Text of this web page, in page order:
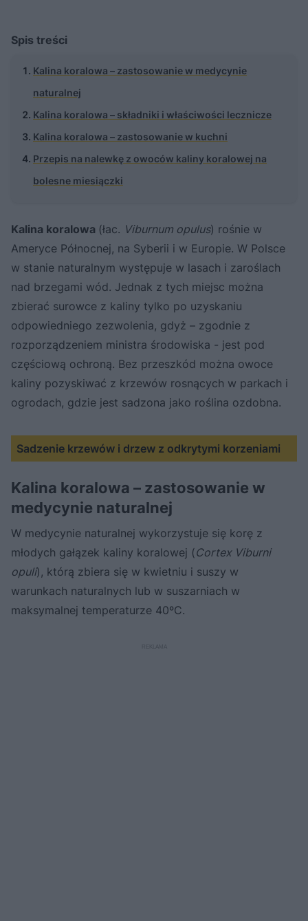
Spis treści
Kalina koralowa – zastosowanie w medycynie
naturalnej
Kalina koralowa – składniki i właściwości lecznicze
Kalina koralowa – zastosowanie w kuchni
Przepis na nalewkę z owoców kaliny koralowej na
bolesne miesiączki
Kalina koralowa (łac. Viburnum opulus) rośnie w
Ameryce Północnej, na Syberii i w Europie. W Polsce
w stanie naturalnym występuje w lasach i zaroślach
nad brzegami wód. Jednak z tych miejsc można
zbierać surowce z kaliny tylko po uzyskaniu
odpowiedniego zezwolenia, gdyż – zgodnie z
rozporządzeniem ministra środowiska - jest pod
częściową ochroną. Bez przeszkód można owoce
kaliny pozyskiwać z krzewów rosnących w parkach i
ogrodach, gdzie jest sadzona jako roślina ozdobna.
Sadzenie krzewów i drzew z odkrytymi korzeniami
Kalina koralowa – zastosowanie w
medycynie naturalnej
W medycynie naturalnej wykorzystuje się korę z
młodych gałązek kaliny koralowej (Cortex Viburni
opuli), którą zbiera się w kwietniu i suszy w
warunkach naturalnych lub w suszarniach w
maksymalnej temperaturze 40ºC.